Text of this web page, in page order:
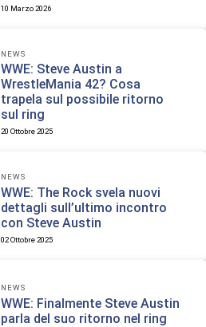
10 Marzo 2026
NEWS
WWE: Steve Austin a
WrestleMania 42? Cosa
trapela sul possibile ritorno
sul ring
20 Ottobre 2025
NEWS
WWE: The Rock svela nuovi
dettagli sull’ultimo incontro
con Steve Austin
02 Ottobre 2025
NEWS
WWE: Finalmente Steve Austin
parla del suo ritorno nel ring